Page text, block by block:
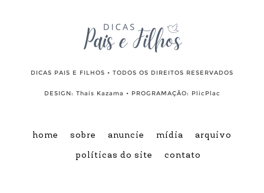
DICAS PAIS E FILHOS • TODOS OS DIREITOS RESERVADOS
DESIGN: Thais Kazama • PROGRAMAÇÃO: PlicPlac
home sobre anuncie mídia arquivo
políticas do site contato